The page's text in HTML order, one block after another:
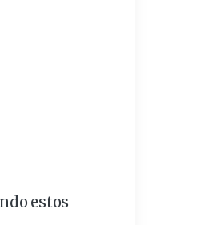
estos